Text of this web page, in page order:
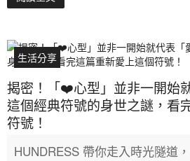
生活分享
揭密！「❤️心型」並非一開始
這個經典符號的身世之謎，看
符號！
HUNDRESS 帶你走入時光隧道